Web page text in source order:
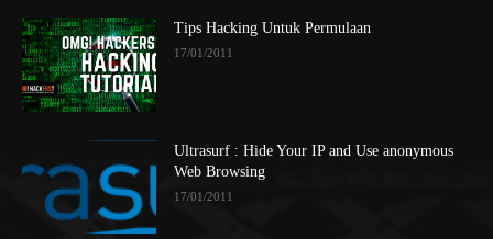
Tips Hacking Untuk Permulaan
17/01/2011
Ultrasurf : Hide Your IP and Use anonymous
Web Browsing
17/01/2011